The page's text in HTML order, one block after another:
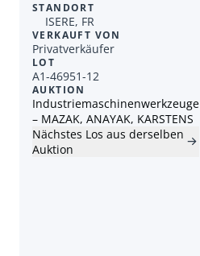
STANDORT
ISERE, FR
VERKAUFT VON
Privatverkäufer
LOT
A1-46951-12
AUKTION
Industriemaschinenwerkzeuge
– MAZAK, ANAYAK, KARSTENS
Nächstes Los aus derselben
Auktion